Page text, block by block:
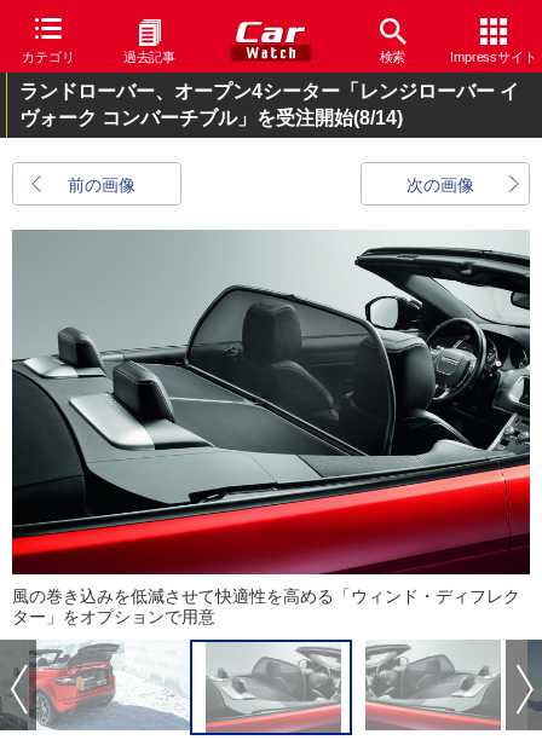
カテゴリ 過去記事 検索 Impressサイト
ランドローバー、オープン4シーター「レンジローバー イ
ヴォーク コンバーチブル」を受注開始(8/14)
前の画像 次の画像
風の巻き込みを低減させて快適性を高める「ウィンド・ディフレク
ター」をオプションで用意